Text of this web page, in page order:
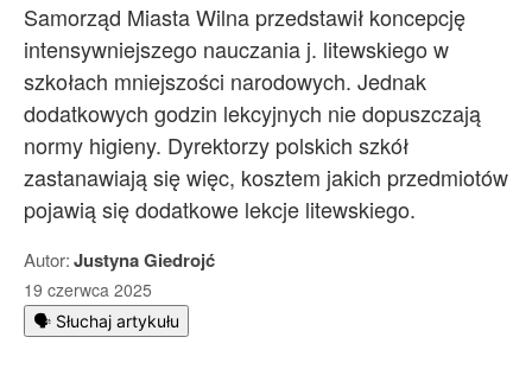
Samorząd Miasta Wilna przedstawił koncepcję
intensywniejszego nauczania j. litewskiego w
szkołach mniejszości narodowych. Jednak
dodatkowych godzin lekcyjnych nie dopuszczają
normy higieny. Dyrektorzy polskich szkół
zastanawiają się więc, kosztem jakich przedmiotów
pojawią się dodatkowe lekcje litewskiego.
Autor:Justyna Giedrojć
19 czerwca 2025
🗣️ Słuchaj artykułu